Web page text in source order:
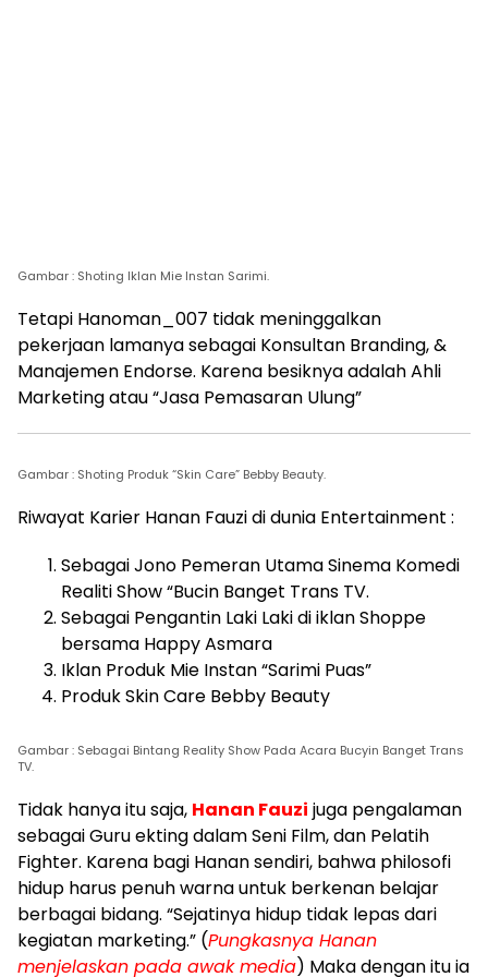
Gambar : Shoting Iklan Mie Instan Sarimi.
Tetapi Hanoman_007 tidak meninggalkan
pekerjaan lamanya sebagai Konsultan Branding, &
Manajemen Endorse. Karena besiknya adalah Ahli
Marketing atau “Jasa Pemasaran Ulung”
Gambar : Shoting Produk “Skin Care” Bebby Beauty.
Riwayat Karier Hanan Fauzi di dunia Entertainment :
Sebagai Jono Pemeran Utama Sinema Komedi
Realiti Show “Bucin Banget Trans TV.
Sebagai Pengantin Laki Laki di iklan Shoppe
bersama Happy Asmara
Iklan Produk Mie Instan “Sarimi Puas”
Produk Skin Care Bebby Beauty
Gambar : Sebagai Bintang Reality Show Pada Acara Bucyin Banget Trans
TV.
Tidak hanya itu saja, Hanan Fauzi juga pengalaman
sebagai Guru ekting dalam Seni Film, dan Pelatih
Fighter. Karena bagi Hanan sendiri, bahwa philosofi
hidup harus penuh warna untuk berkenan belajar
berbagai bidang. “Sejatinya hidup tidak lepas dari
kegiatan marketing.” (Pungkasnya Hanan
menjelaskan pada awak media) Maka dengan itu ia